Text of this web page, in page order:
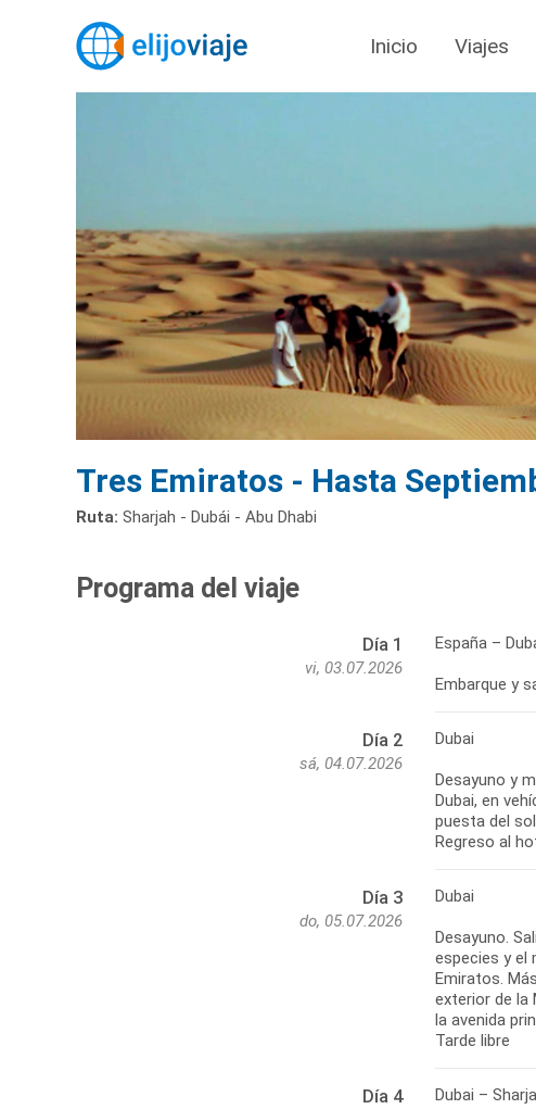
Inicio Viajes
Tres Emiratos - Hasta
Ruta: Sharjah - Dubái - Abu Dhabi
Programa del viaje
Día 1
vi, 03.07.2026
España –
Embarque y
Día 2
sá, 04.07.2026
Dubai
Desayuno y
Dubai, en
puesta del
Regreso al
Día 3
do, 05.07.2026
Dubai
Desayuno.
especies y el
Emiratos.
exterior de la
la avenida
Tarde libre
Día 4 Dubai –